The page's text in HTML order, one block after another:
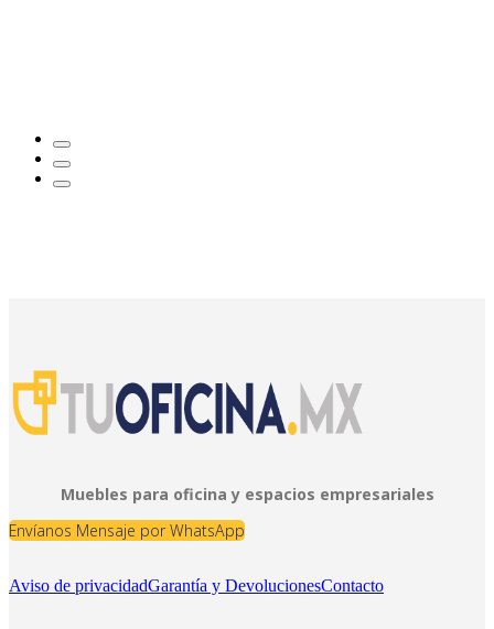
Muebles para oficina y espacios empresariales
Envíanos Mensaje por WhatsApp
Aviso de privacidadGarantía y DevolucionesContacto